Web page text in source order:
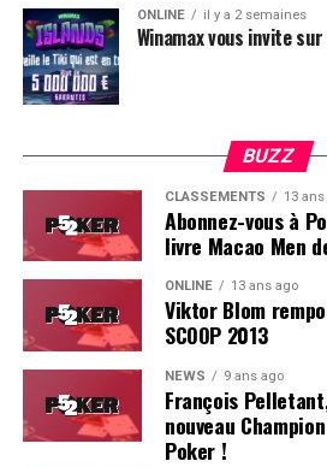
Hugues Mazerolle,
La victoire de Chotec clôture donc
climat, tout était au top et très
d’événement.
On se reverra probablement
coverage d’une deuxième édition,
Résultats du Main Event :
Hugues Mazerolle (France) :
Jose Quintas (Portugal) :
ONLINE il y a 2 semaines
Winamax vous invite
BUZZ
CLASSEMENTS 13
Abonnez-vous à
livre Macao Men
ONLINE 13 ans ago
Viktor Blom
SCOOP 2013
NEWS 9 ans ago
François
nouveau
Poker !